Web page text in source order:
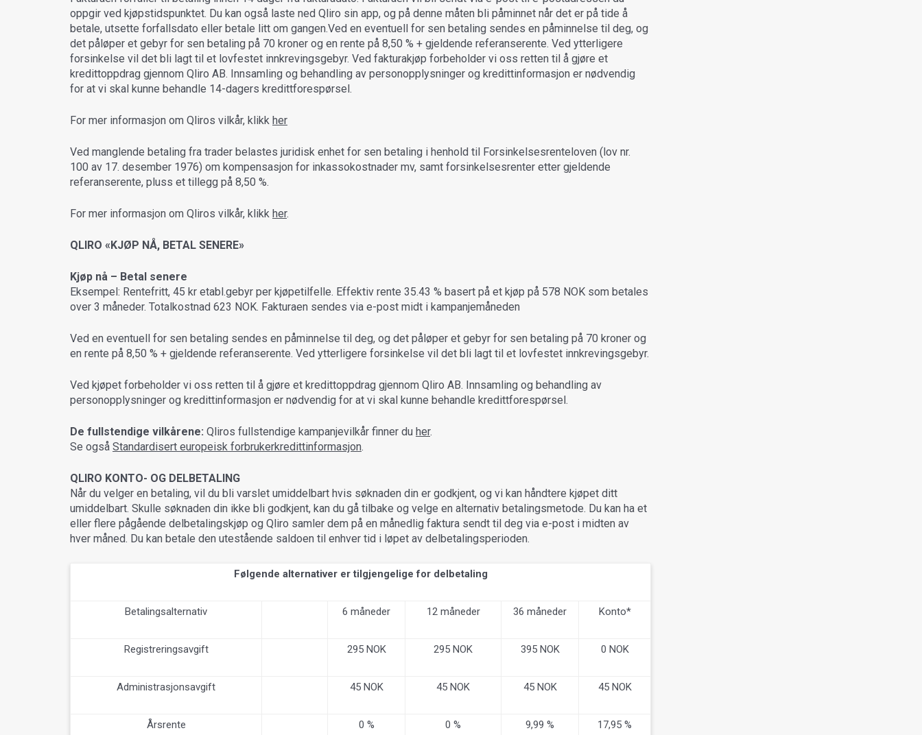
oppgir ved kjøpstidspunktet. Du kan også laste ned Qliro sin app, og på denne måten bli påminnet når det er på tide å
betale, utsette forfallsdato eller betale litt om gangen.Ved en eventuell for sen betaling sendes en påminnelse til deg, og
det påløper et gebyr for sen betaling på 70 kroner og en rente på 8,50 % + gjeldende referanserente. Ved ytterligere
forsinkelse vil det bli lagt til et lovfestet innkrevingsgebyr. Ved fakturakjøp forbeholder vi oss retten til å gjøre et
kredittoppdrag gjennom Qliro AB. Innsamling og behandling av personopplysninger og kredittinformasjon er nødvendig
for at vi skal kunne behandle 14-dagers kredittforespørsel.
For mer informasjon om Qliros vilkår, klikk her
Ved manglende betaling fra trader belastes juridisk enhet for sen betaling i henhold til Forsinkelsesrenteloven (lov nr.
100 av 17. desember 1976) om kompensasjon for inkassokostnader mv, samt forsinkelsesrenter etter gjeldende
referanserente, pluss et tillegg på 8,50 %.
For mer informasjon om Qliros vilkår, klikk her.
QLIRO «KJØP NÅ, BETAL SENERE»
Kjøp nå – Betal senere
Eksempel: Rentefritt, 45 kr etabl.gebyr per kjøpetilfelle. Effektiv rente 35.43 % basert på et kjøp på 578 NOK som betales
over 3 måneder. Totalkostnad 623 NOK. Fakturaen sendes via e-post midt i kampanjemåneden
Ved en eventuell for sen betaling sendes en påminnelse til deg, og det påløper et gebyr for sen betaling på 70 kroner og
en rente på 8,50 % + gjeldende referanserente. Ved ytterligere forsinkelse vil det bli lagt til et lovfestet innkrevingsgebyr.
Ved kjøpet forbeholder vi oss retten til å gjøre et kredittoppdrag gjennom Qliro AB. Innsamling og behandling av
personopplysninger og kredittinformasjon er nødvendig for at vi skal kunne behandle kredittforespørsel.
De fullstendige vilkårene: Qliros fullstendige kampanjevilkår finner du her.
Se også Standardisert europeisk forbrukerkredittinformasjon.
QLIRO KONTO- OG DELBETALING
Når du velger en betaling, vil du bli varslet umiddelbart hvis søknaden din er godkjent, og vi kan håndtere kjøpet ditt
umiddelbart. Skulle søknaden din ikke bli godkjent, kan du gå tilbake og velge en alternativ betalingsmetode. Du kan ha et
eller flere pågående delbetalingskjøp og Qliro samler dem på en månedlig faktura sendt til deg via e-post i midten av
hver måned. Du kan betale den utestående saldoen til enhver tid i løpet av delbetalingsperioden.
Følgende alternativer er tilgjengelige for delbetaling
Betalingsalternativ 6 måneder 12 måneder 36 måneder Konto*
Registreringsavgift 295 NOK 295 NOK 395 NOK 0 NOK
Administrasjonsavgift 45 NOK 45 NOK 45 NOK 45 NOK
Årsrente 0 % 0 % 9,99 % 17,95 %